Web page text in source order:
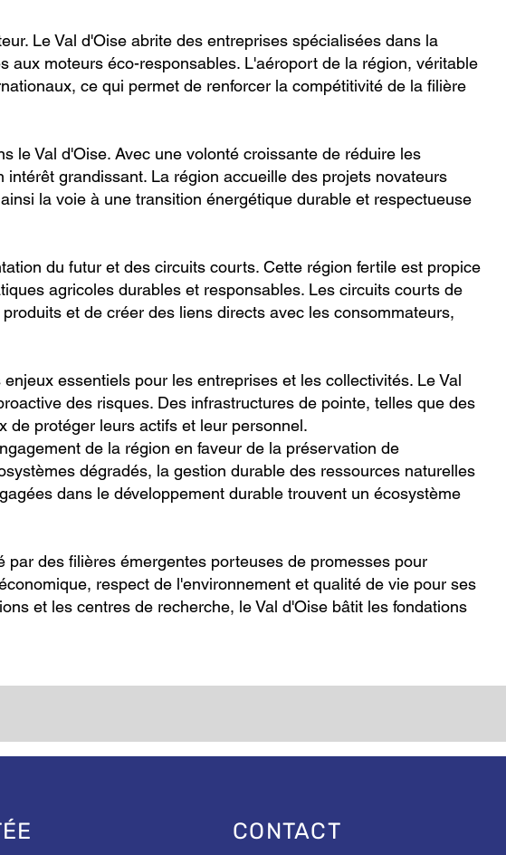
Le Val d'Oise abrite des entreprises spécialisées dans la
moteurs éco-responsables. L'aéroport de la région, véritable
ce qui permet de renforcer la compétitivité de la filière
le Val d'Oise. Avec une volonté croissante de réduire les
grandissant. La région accueille des projets novateurs
la voie à une transition énergétique durable et respectueuse
du futur et des circuits courts. Cette région fertile est propice
agricoles durables et responsables. Les circuits courts de
et de créer des liens directs avec les consommateurs,
essentiels pour les entreprises et les collectivités. Le Val
des risques. Des infrastructures de pointe, telles que des
de protéger leurs actifs et leur personnel.
de la région en faveur de la préservation de
dégradés, la gestion durable des ressources naturelles
dans le développement durable trouvent un écosystème
des filières émergentes porteuses de promesses pour
respect de l'environnement et qualité de vie pour ses
et les centres de recherche, le Val d'Oise bâtit les fondations
CONTACT